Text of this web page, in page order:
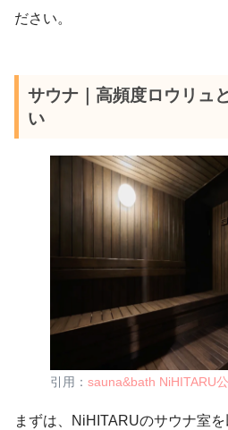
ださい。
サウナ｜高頻度ロウリュ
い
引用： sauna&bath NiHITARU
まずは、NiHITARUのサウナ室